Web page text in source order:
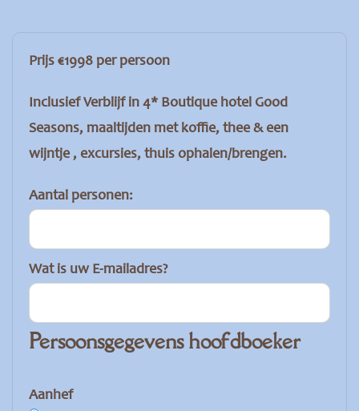
Prijs €1998 per persoon
Inclusief Verblijf in 4* Boutique hotel Good
Seasons, maaltijden met koffie, thee & een
wijntje , excursies, thuis ophalen/brengen.
Aantal personen:
Wat is uw E-mailadres?
Persoonsgegevens hoofdboeker
Aanhef